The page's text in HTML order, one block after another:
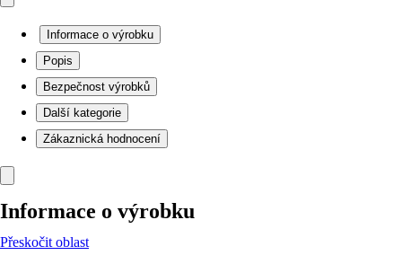
Informace o výrobku
Popis
Bezpečnost výrobků
Další kategorie
Zákaznická hodnocení
Informace o výrobku
Přeskočit oblast